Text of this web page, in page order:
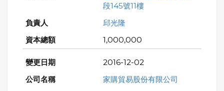
段145號11樓
邱光隆
1,000,000
2016-12-02
家購貿易股份有限公司